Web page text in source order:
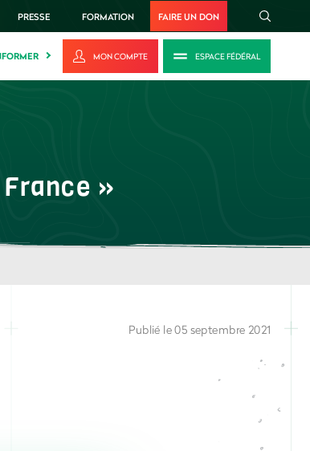
PRESSE FORMATION FAIRE UN DON
MON COMPTE ESPACE FÉDÉRAL
»
Publié le 05 septembre 2021